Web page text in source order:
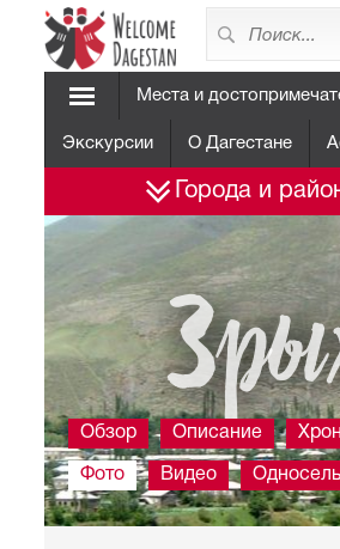
Места и
Экскурсии О Дагестане
Города и
Обзор Описание
Фото Видео